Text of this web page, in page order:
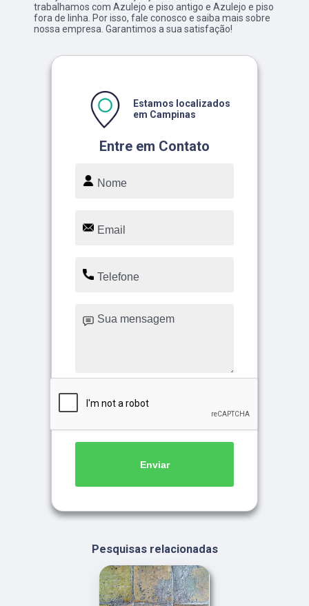
trabalhamos com Azulejo e piso antigo e Azulejo e piso
fora de linha. Por isso, fale conosco e saiba mais sobre
nossa empresa. Garantimos a sua satisfação!
Entre em Contato
Estamos localizados
em Campinas
Enviar
Pesquisas relacionadas